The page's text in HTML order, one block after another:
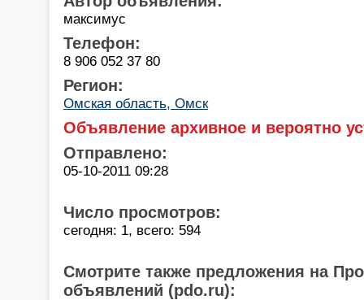
максимус
Телефон:
8 906 052 37 80
Регион:
Омская область, Омск
Объявление архивное и вероятно
Отправлено:
05-10-2011 09:28
Число просмотров:
сегодня: 1, всего: 594
Смотрите также предложения на
объявлений (pdo.ru):